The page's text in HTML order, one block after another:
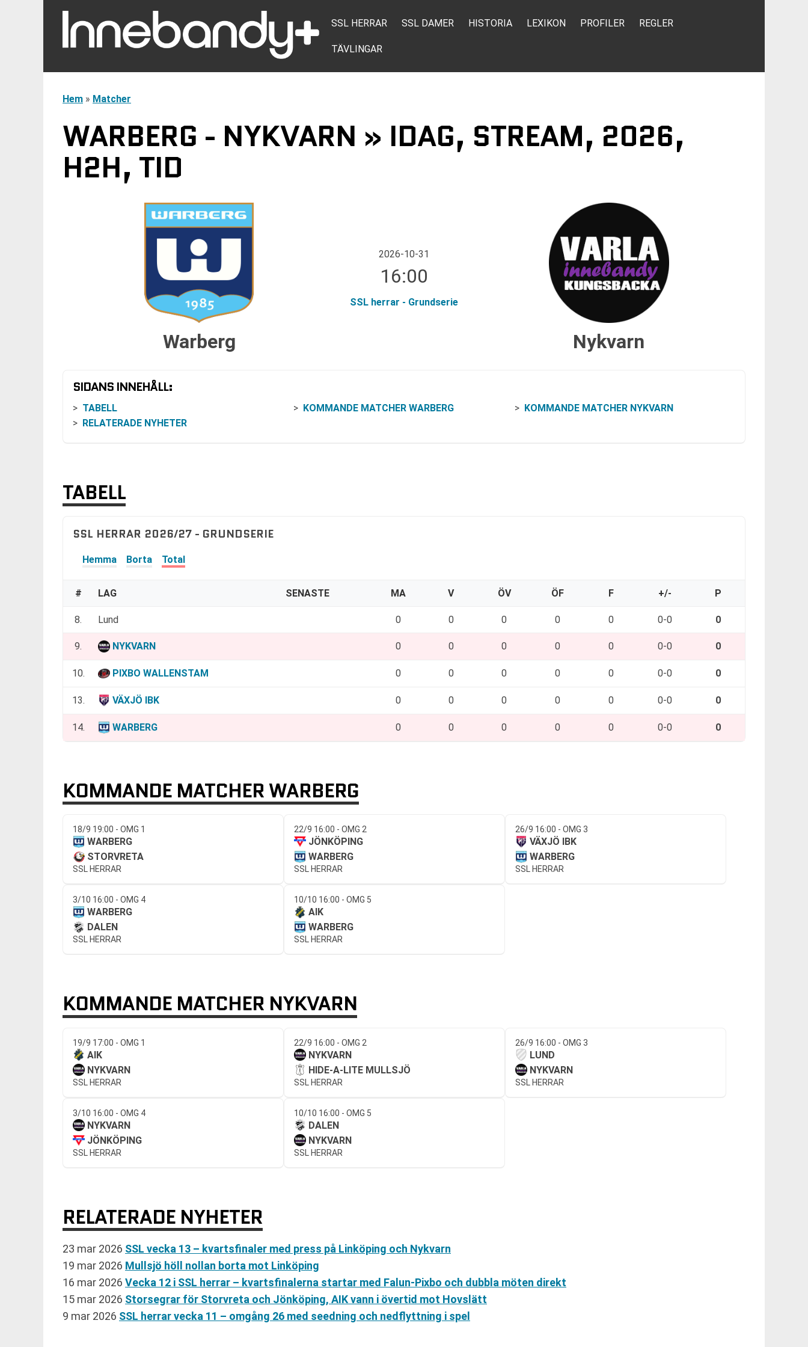
SSL HERRAR SSL DAMER HISTORIA LEXIKON PROFILER REGLER
TÄVLINGAR
Hem » Matcher
WARBERG - NYKVARN » IDAG, STREAM, 2026,
H2H, TID
Warberg
2026-10-31
16:00
SSL herrar - Grundserie
Nykvarn
SIDANS INNEHÅLL:
TABELL KOMMANDE MATCHER WARBERG
KOMMANDE MATCHER NYKVARN
RELATERADE NYHETER
TABELL
SSL HERRAR 2026/27 - GRUNDSERIE
Hemma Borta Total
# LAG SENASTE MA V ÖV ÖF F +/- P
8. Lund 0 0 0 0 0 0-0 0
9. NYKVARN 0 0 0 0 0 0-0 0
10. PIXBO WALLENSTAM 0 0 0 0 0 0-0 0
13. VÄXJÖ IBK 0 0 0 0 0 0-0 0
14. WARBERG 0 0 0 0 0 0-0 0
KOMMANDE MATCHER WARBERG
18/9 19:00 - OMG 1
WARBERG
STORVRETA
SSL HERRAR
22/9 16:00 - OMG 2
JÖNKÖPING
WARBERG
SSL HERRAR
26/9 16:00 - OMG 3
VÄXJÖ IBK
WARBERG
SSL HERRAR
3/10 16:00 - OMG 4
WARBERG
DALEN
SSL HERRAR
10/10 16:00 - OMG 5
AIK
WARBERG
SSL HERRAR
KOMMANDE MATCHER NYKVARN
19/9 17:00 - OMG 1
AIK
NYKVARN
SSL HERRAR
22/9 16:00 - OMG 2
NYKVARN
HIDE-A-LITE MULLSJÖ
SSL HERRAR
26/9 16:00 - OMG 3
LUND
NYKVARN
SSL HERRAR
3/10 16:00 - OMG 4
NYKVARN
JÖNKÖPING
SSL HERRAR
10/10 16:00 - OMG 5
DALEN
NYKVARN
SSL HERRAR
RELATERADE NYHETER
23 mar 2026 SSL vecka 13 – kvartsfinaler med press på Linköping och Nykvarn
19 mar 2026 Mullsjö höll nollan borta mot Linköping
16 mar 2026 Vecka 12 i SSL herrar – kvartsfinalerna startar med Falun-Pixbo och dubbla möten direkt
15 mar 2026 Storsegrar för Storvreta och Jönköping, AIK vann i övertid mot Hovslätt
9 mar 2026 SSL herrar vecka 11 – omgång 26 med seedning och nedflyttning i spel